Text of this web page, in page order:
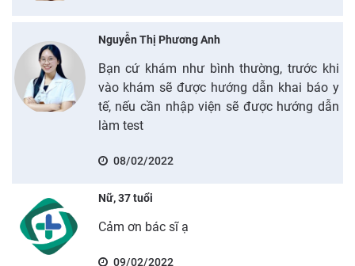
Nguyễn Thị Phương Anh
Bạn cứ khám như bình thường, trước khi
vào khám sẽ được hướng dẫn khai báo y
tế, nếu cần nhập viện sẽ được hướng dẫn
làm test
08/02/2022
Nữ, 37 tuổi
Cảm ơn bác sĩ ạ
09/02/2022